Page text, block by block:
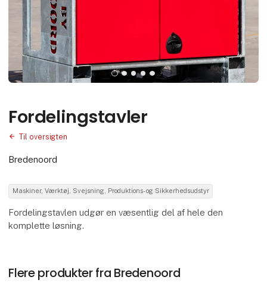
Fordelingstavler
Til oversigten
Bredenoord
Maskiner, Værktøj, Svejsning, Produktions- og Sikkerhedsudstyr
Fordelingstavlen udgør en væsentlig del af hele den
komplette løsning.
Flere produkter fra Bredenoord